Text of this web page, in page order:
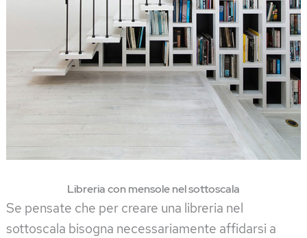
Libreria con mensole nel sottoscala
Se pensate che per creare una libreria nel
sottoscala bisogna necessariamente affidarsi a